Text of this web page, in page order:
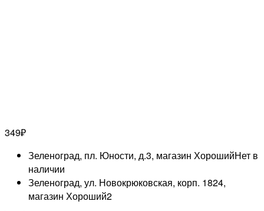
349₽
Зеленоград, пл. Юности, д.3, магазин ХорошийНет в
наличии
Зеленоград, ул. Новокрюковская, корп. 1824,
магазин Хороший2